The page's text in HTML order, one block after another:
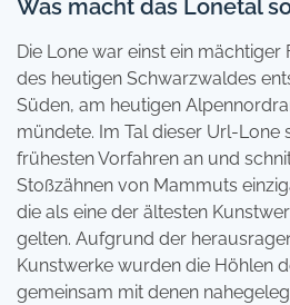
Was macht das Lonetal
Die Lone war einst ein mächtiger
des heutigen Schwarzwaldes
Süden, am heutigen
mündete. Im Tal dieser Url-Lone
frühesten Vorfahren an und
Stoßzähnen von Mammuts
die als eine der ältesten
gelten. Aufgrund der
Kunstwerke wurden die Höhlen
gemeinsam mit denen